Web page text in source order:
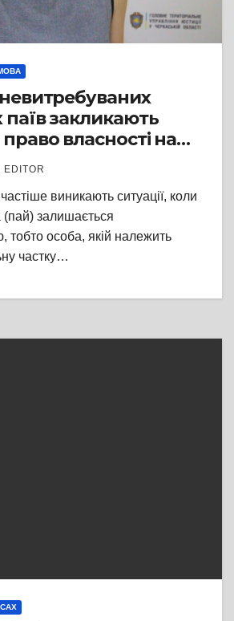
закликають
власності на
EDITOR
виникають ситуації, коли
(пай) залишається
тобто особа, якій належить
частку…